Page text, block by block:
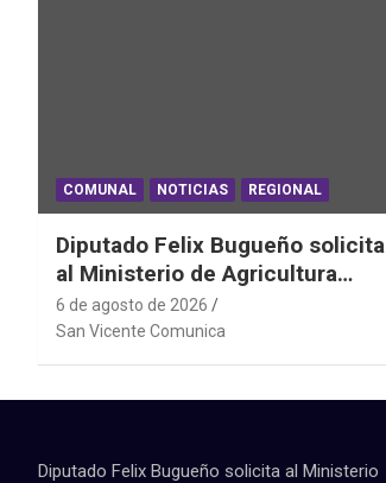
COMUNAL NOTICIAS REGIONAL
Diputado Felix Bugueño solicita
al Ministerio de Agricultura
informe por daños de las lluvias
en la Región de O´Higgins
6 de agosto de 2026
San Vicente Comunica
Diputado Felix Bugueño solicita al Ministerio